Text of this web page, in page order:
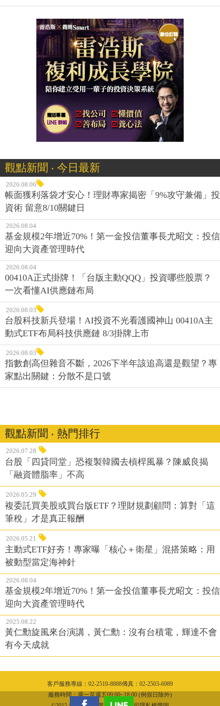
觀點新聞 ‧ 今日最新
2026.08.06
帳面獲利落袋才安心！理財專家揭密「9%攻守兼備」投
資術 留意8/10關鍵日
2026.08.04
基金規模2年增近70%！第一金投信董事長尤昭文：投信
迎向大資產管理時代
2026.08.04
00410A正式掛牌！「台版主動QQQ」投資哪些股票？
一次看懂AI供應鏈布局
2026.08.03
台股科技新兵登場！AI投資不光看護國神山 00410A主
動式ETF布局科技供應鏈 8/3掛牌上市
2026.08.03
指數創高但雜音不斷，2026下半年該追高還是觀望？專
家點出關鍵：分散不是口號
觀點新聞 ‧ 熱門排行
2026.07.28
台股「四貸同堂」恐複製韓國去槓桿風暴？陳威良揭
「融資體脂率」不高
2026.05.29
複委託買美股或買台版ETF？理財規劃顧問：算對「這
筆稅」才是真正報酬
2026.05.21
主動式ETF好夯！專家曝「核心＋衛星」混搭策略：用
被動型當定海神針
2026.08.04
基金規模2年增近70%！第一金投信董事長尤昭文：投信
迎向大資產管理時代
2025.08.22
黃仁勳旋風來台演講，黃仁勳：沒有台積電，輝達不會
有今天成就
客戶服務專線：02-2510-8888傳真：02-2503-6989
服務時間：週一至週五09:00~18:00 (例假日除外)